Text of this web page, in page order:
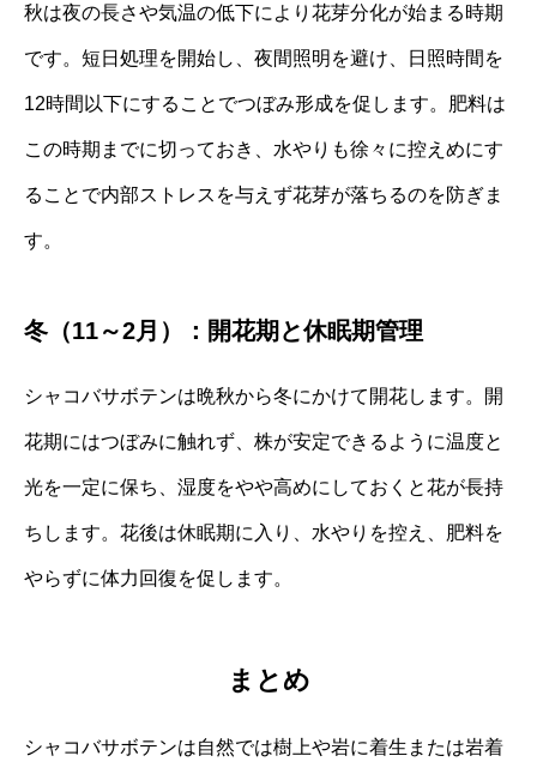
秋は夜の長さや気温の低下により花芽分化が始まる時期
です。短日処理を開始し、夜間照明を避け、日照時間を
12時間以下にすることでつぼみ形成を促します。肥料は
この時期までに切っておき、水やりも徐々に控えめにす
ることで内部ストレスを与えず花芽が落ちるのを防ぎま
す。
冬（11～2月）：開花期と休眠期管理
シャコバサボテンは晩秋から冬にかけて開花します。開
花期にはつぼみに触れず、株が安定できるように温度と
光を一定に保ち、湿度をやや高めにしておくと花が長持
ちします。花後は休眠期に入り、水やりを控え、肥料を
やらずに体力回復を促します。
まとめ
シャコバサボテンは自然では樹上や岩に着生または岩着